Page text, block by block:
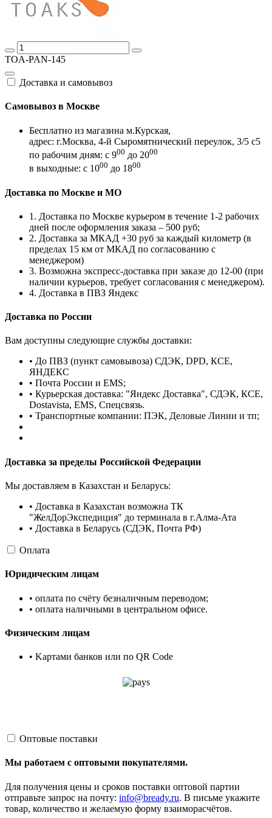
TOA-PAN-145
Доставка и самовывоз
Самовывоз в Москве
Бесплатно из магазина м.Курская,
адрес: г.Москва, 4-й Сыромятнический переулок, 3/5 с5
по рабочим дням: с 900 до 2000
в выходные: с 1000 до 1800
Доставка по Москве и МО
1. Доставка по Москве курьером в течение 1-2 рабочих
дней после оформления заказа – 500 руб;
2. Доставка за МКАД +30 руб за каждый километр (в
пределах 15 км от МКАД по согласованию с
менеджером)
3. Возможна экспресс-доставка при заказе до 12-00 (при
наличии курьеров, требует согласования с менеджером).
4. Доставка в ПВЗ Яндекс
Доставка по России
Вам доступны следующие службы доставки:
• До ПВЗ (пункт самовывоза) СДЭК, DPD, КСЕ,
ЯНДЕКС
• Почта России и EMS;
• Курьерская доставка: "Яндекс Доставка", СДЭК, КСЕ,
Dostavista, EMS, Спецсвязь.
• Транспортные компании: ПЭК, Деловые Линии и тп;
Доставка за пределы Российской Федерации
Мы доставляем в Казахстан и Беларусь:
• Доставка в Казахстан возможна ТК
"ЖелДорЭкспедиция" до терминала в г.Алма-Ата
• Доставка в Беларусь (СДЭК, Почта РФ)
Оплата
Юридическим лицам
• оплата по счёту безналичным переводом;
• оплата наличными в центральном офисе.
Физическим лицам
• Kартами банков или по QR Code
Оптовые поставки
Мы работаем с оптовыми покупателями.
Для получения цены и сроков поставки оптовой партии
отправьте запрос на почту: info@bready.ru. В письме укажите
товар, количество и желаемую форму взаиморасчётов.